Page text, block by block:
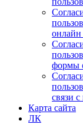
формы
связи
Карта сайта
ЛК